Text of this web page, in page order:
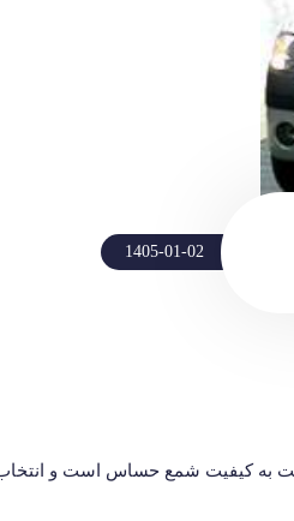
1405-01-02
به کیفیت شمع حساس است و